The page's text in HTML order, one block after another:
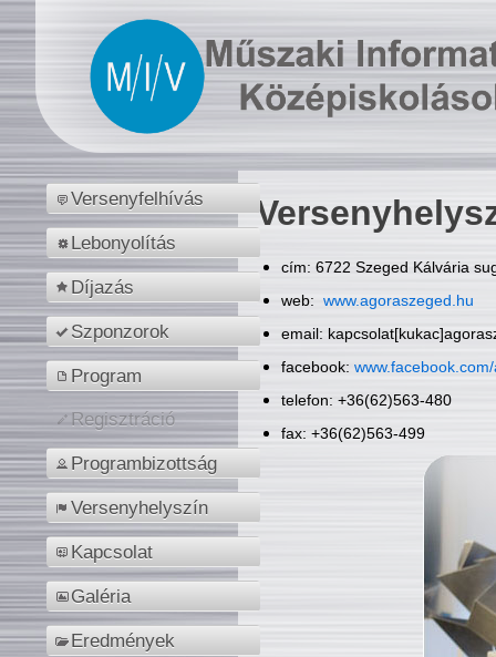
Versenyfelhívás
Lebonyolítás
Díjazás
Szponzorok
Program
Regisztráció
Programbizottság
Versenyhelyszín
Kapcsolat
Galéria
Eredmények
cím: 6722 Szeged Kálvária
web: www.agoraszeged.hu
email:
facebook:
telefon: +36(62)563-480
fax: +36(62)563-499